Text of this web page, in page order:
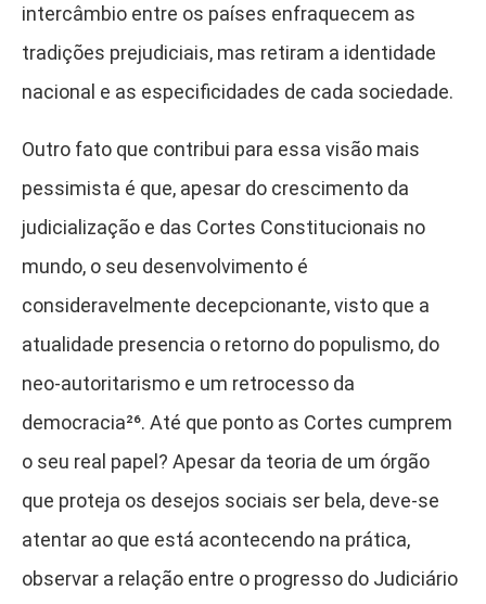
intercâmbio entre os países enfraquecem as
tradições prejudiciais, mas retiram a identidade
nacional e as especificidades de cada sociedade.
Outro fato que contribui para essa visão mais
pessimista é que, apesar do crescimento da
judicialização e das Cortes Constitucionais no
mundo, o seu desenvolvimento é
consideravelmente decepcionante, visto que a
atualidade presencia o retorno do populismo, do
neo-autoritarismo e um retrocesso da
democracia²⁶. Até que ponto as Cortes cumprem
o seu real papel? Apesar da teoria de um órgão
que proteja os desejos sociais ser bela, deve-se
atentar ao que está acontecendo na prática,
observar a relação entre o progresso do Judiciário